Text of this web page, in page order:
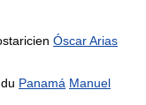
Óscar Arias
Panamá Manuel